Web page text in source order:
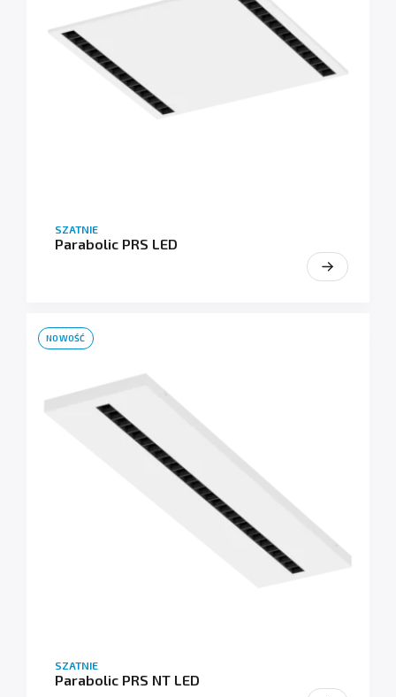
SZATNIE
Parabolic PRS LED
SZATNIE
Parabolic PRS NT LED
NOWOŚĆ